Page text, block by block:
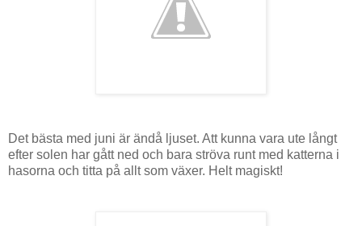
Det bästa med juni är ändå ljuset. Att kunna vara ute långt
efter solen har gått ned och bara ströva runt med katterna i
hasorna och titta på allt som växer. Helt magiskt!